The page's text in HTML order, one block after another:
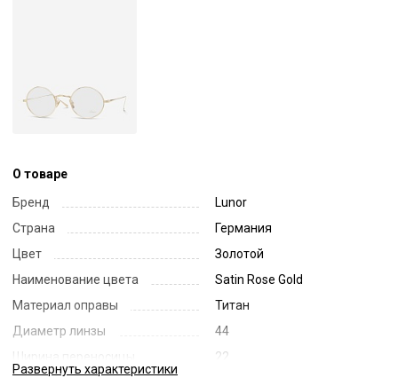
О товаре
Бренд
Lunor
Страна
Германия
Цвет
Золотой
Наименование цвета
Satin Rose Gold
Материал оправы
Титан
Диаметр линзы
44
22
Развернуть характеристики